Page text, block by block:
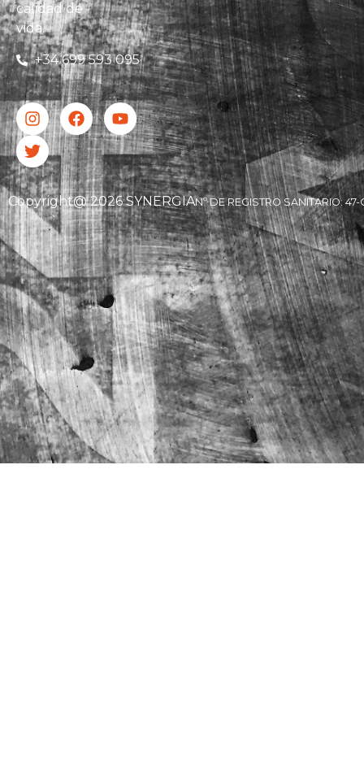
calidad de
vida.
+34 699 593 095
Copyright@ 2026 SYNERGIANº DE REGISTRO SANITARIO: 47-